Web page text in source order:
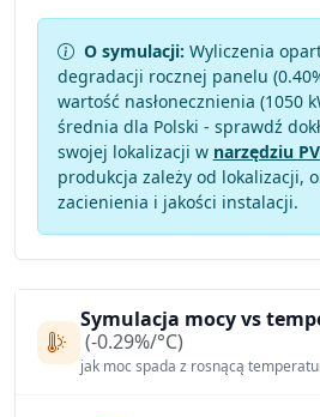
O symulacji: Wyliczenia
degradacji rocznej panelu (0.40
wartość nasłonecznienia (1050
średnia dla Polski - sprawdź
swojej lokalizacji w narzędziu
produkcja zależy od lokalizacji,
zacienienia i jakości instalacji.
Symulacja mocy vs
(-0.29%/°C)
jak moc spada z rosnącą